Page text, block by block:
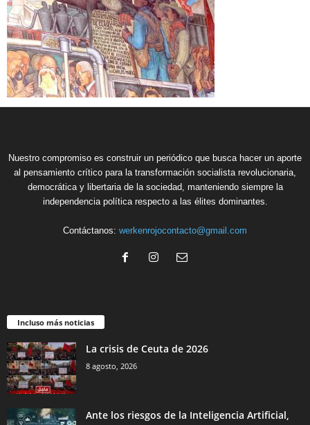
Nuestro compromiso es construir un periódico que busca hacer un aporte
al pensamiento crítico para la transformación socialista revolucionaria,
democrática y libertaria de la sociedad, manteniendo siempre la
independencia política respecto a las élites dominantes.
Contáctanos: werkenrojocontacto@gmail.com
Incluso más noticias
La crisis de Ceuta de 2026
8 agosto, 2026
Ante los riesgos de la Inteligencia Artificial,